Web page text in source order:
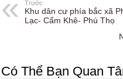
Trước
Khu dân cư phía bắc xã
Lạc- Cẩm Khê- Phú Thọ
Có Thể Bạn Quan